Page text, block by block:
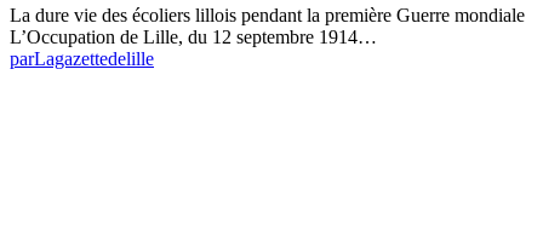
La dure vie des écoliers lillois pendant la première Guerre mondiale
L’Occupation de Lille, du 12 septembre 1914…
parLagazettedelille